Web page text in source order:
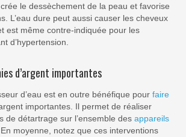
le dessèchement de la peau et favorise
L’eau dure peut aussi causer les cheveux
est même contre-indiquée pour les
d’hypertension.
d’argent importantes
d’eau est en outre bénéfique pour faire
importantes. Il permet de réaliser
de détartrage sur l’ensemble des appareils
moyenne, notez que ces interventions